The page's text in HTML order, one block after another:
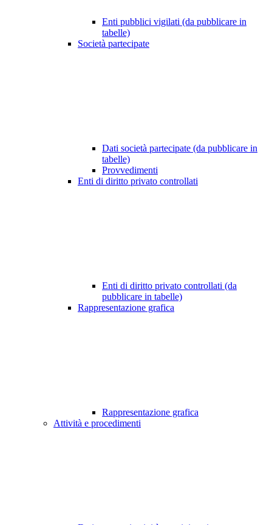
Enti pubblici vigilati (da pubblicare in
tabelle)
Società partecipate
Dati società partecipate (da pubblicare in
tabelle)
Provvedimenti
Enti di diritto privato controllati
Enti di diritto privato controllati (da
pubblicare in tabelle)
Rappresentazione grafica
Rappresentazione grafica
Attività e procedimenti